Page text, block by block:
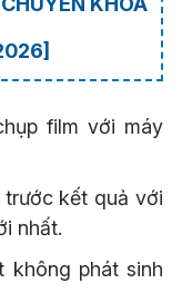
film với máy
kết quả với
nhất.
không phát sinh